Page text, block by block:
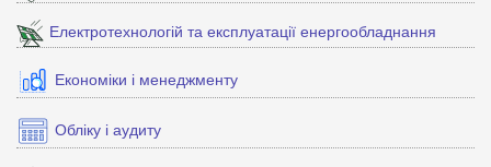
Електротехнологій та експлуатації енергообладнання
Економіки і менеджменту
Обліку і аудиту